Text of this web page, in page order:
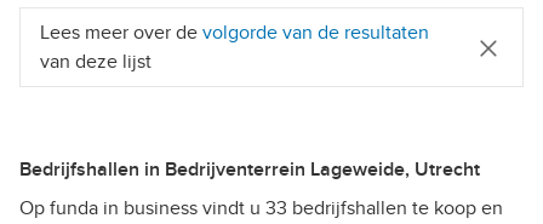
Lees meer over de volgorde van de resultaten
van deze lijst
Bedrijfshallen in Bedrijventerrein Lageweide, Utrecht
Op funda in business vindt u 33 bedrijfshallen te koop en